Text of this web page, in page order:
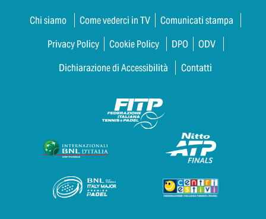
Chi siamo Come vederci in TV
Comunicati stampa
Privacy Policy
Cookie Policy DPO
ODV
Dichiarazione di Accessibilità
Contatti